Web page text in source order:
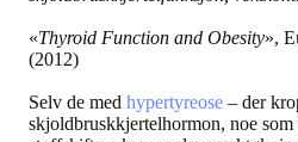
«Thyroid Function and Obesity»,
(2012)
Selv de med hypertyreose – der
skjoldbruskkjertelhormon, noe